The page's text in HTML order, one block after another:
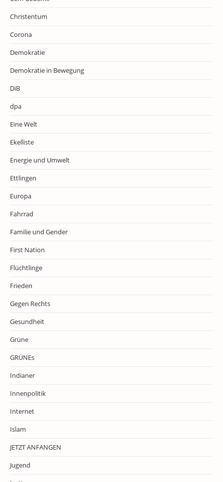
Christentum
Corona
Demokratie
Demokratie in Bewegung
DiB
dpa
Eine Welt
Ekelliste
Energie und Umwelt
Ettlingen
Europa
Fahrrad
Familie und Gender
First Nation
Flüchtlinge
Frieden
Gegen Rechts
Gesundheit
Grüne
GRÜNEs
Indianer
Innenpolitik
Internet
Islam
JETZT ANFANGEN
Jugend